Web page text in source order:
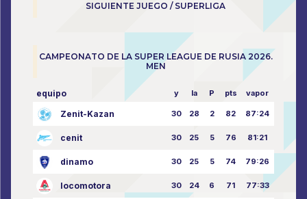
SIGUIENTE JUEGO / SUPERLIGA
CAMPEONATO DE LA SUPER LEAGUE DE RUSIA 2026.
MEN
equipo y la P pts vapor
Zenit-Kazan 30 28 2 82 87:24
cenit 30 25 5 76 81:21
dinamo 30 25 5 74 79:26
locomotora 30 24 6 71 77:33